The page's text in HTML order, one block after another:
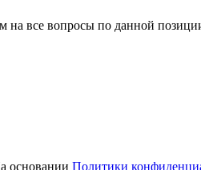
на все вопросы по данной
основании Политики